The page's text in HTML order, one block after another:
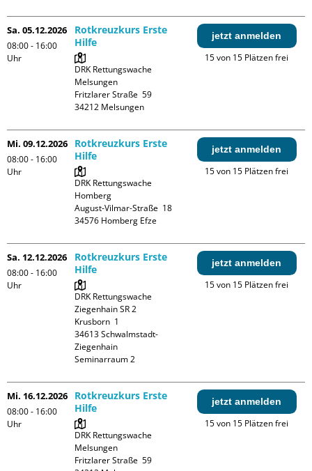
Sa. 05.12.2026
08:00 - 16:00
Uhr
Rotkreuzkurs Erste
Hilfe
DRK Rettungswache
Melsungen
Fritzlarer Straße  59
jetzt anmelden
15 von 15 Plätzen frei
Mi. 09.12.2026
08:00 - 16:00
Uhr
Rotkreuzkurs Erste
Hilfe
DRK Rettungswache
Homberg
August-Vilmar-Straße  18
jetzt anmelden
15 von 15 Plätzen frei
Sa. 12.12.2026
08:00 - 16:00
Uhr
Rotkreuzkurs Erste
Hilfe
DRK Rettungswache
Ziegenhain SR 2
Krusborn  1
34613 Schwalmstadt-
Ziegenhain
Seminarraum 2
jetzt anmelden
15 von 15 Plätzen frei
Mi. 16.12.2026
08:00 - 16:00
Uhr
Rotkreuzkurs Erste
Hilfe
DRK Rettungswache
Melsungen
Fritzlarer Straße  59
jetzt anmelden
15 von 15 Plätzen frei